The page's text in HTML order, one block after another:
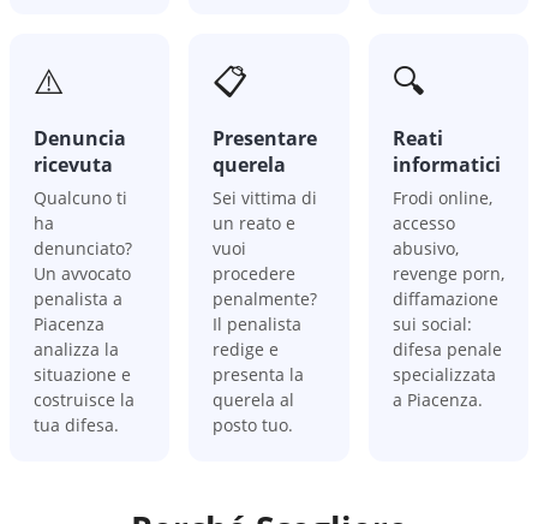
⚠️
Denuncia
ricevuta
Qualcuno ti
ha
denunciato?
Un avvocato
penalista a
Piacenza
analizza la
situazione e
costruisce la
tua difesa.
📋
Presentare
querela
Sei vittima di
un reato e
vuoi
procedere
penalmente?
Il penalista
redige e
presenta la
querela al
posto tuo.
🔍
Reati
informatici
Frodi online,
accesso
abusivo,
revenge porn,
diffamazione
sui social:
difesa penale
specializzata
a Piacenza.